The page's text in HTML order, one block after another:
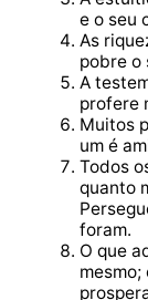
e o seu
As
pobre o
A
profere
Muitos
um é
Todos
quanto
foram.
O que